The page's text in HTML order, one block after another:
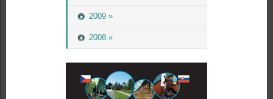
2009 »
2008 »